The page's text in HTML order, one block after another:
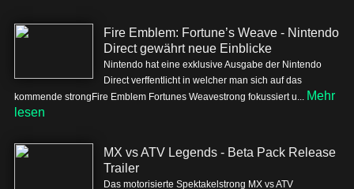
Fire Emblem: Fortune’s Weave - Nintendo
Direct gewährt neue Einblicke
Nintendo hat eine exklusive Ausgabe der Nintendo
Direct verffentlicht in welcher man sich auf das
kommende strongFire Emblem Fortunes Weavestrong fokussiert u... Mehr
lesen
MX vs ATV Legends - Beta Pack Release
Trailer
Das motorisierte Spektakelstrong MX vs ATV